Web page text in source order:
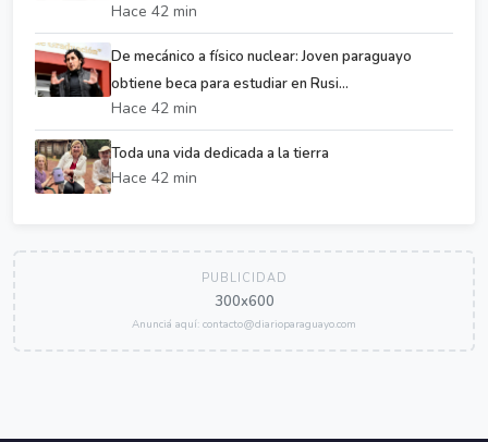
Hace 42 min
De mecánico a físico nuclear: Joven paraguayo
obtiene beca para estudiar en Rusi...
Hace 42 min
Toda una vida dedicada a la tierra
Hace 42 min
PUBLICIDAD
300x600
Anunciá aquí: contacto@diarioparaguayo.com